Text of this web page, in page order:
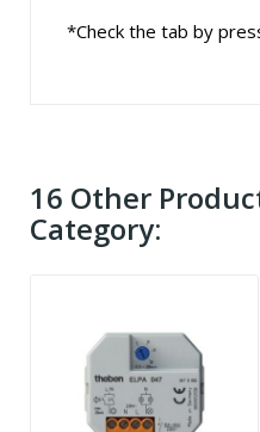
*Check the tab by
16 Other
Category: